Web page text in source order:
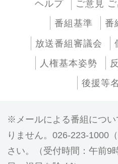
ヘルプ ご意見
番組基準
番
放送番組審議会
人権基本姿勢
後援等
メールによる番組につ
りません。026-223-1000
さい。（受付時間：午前9